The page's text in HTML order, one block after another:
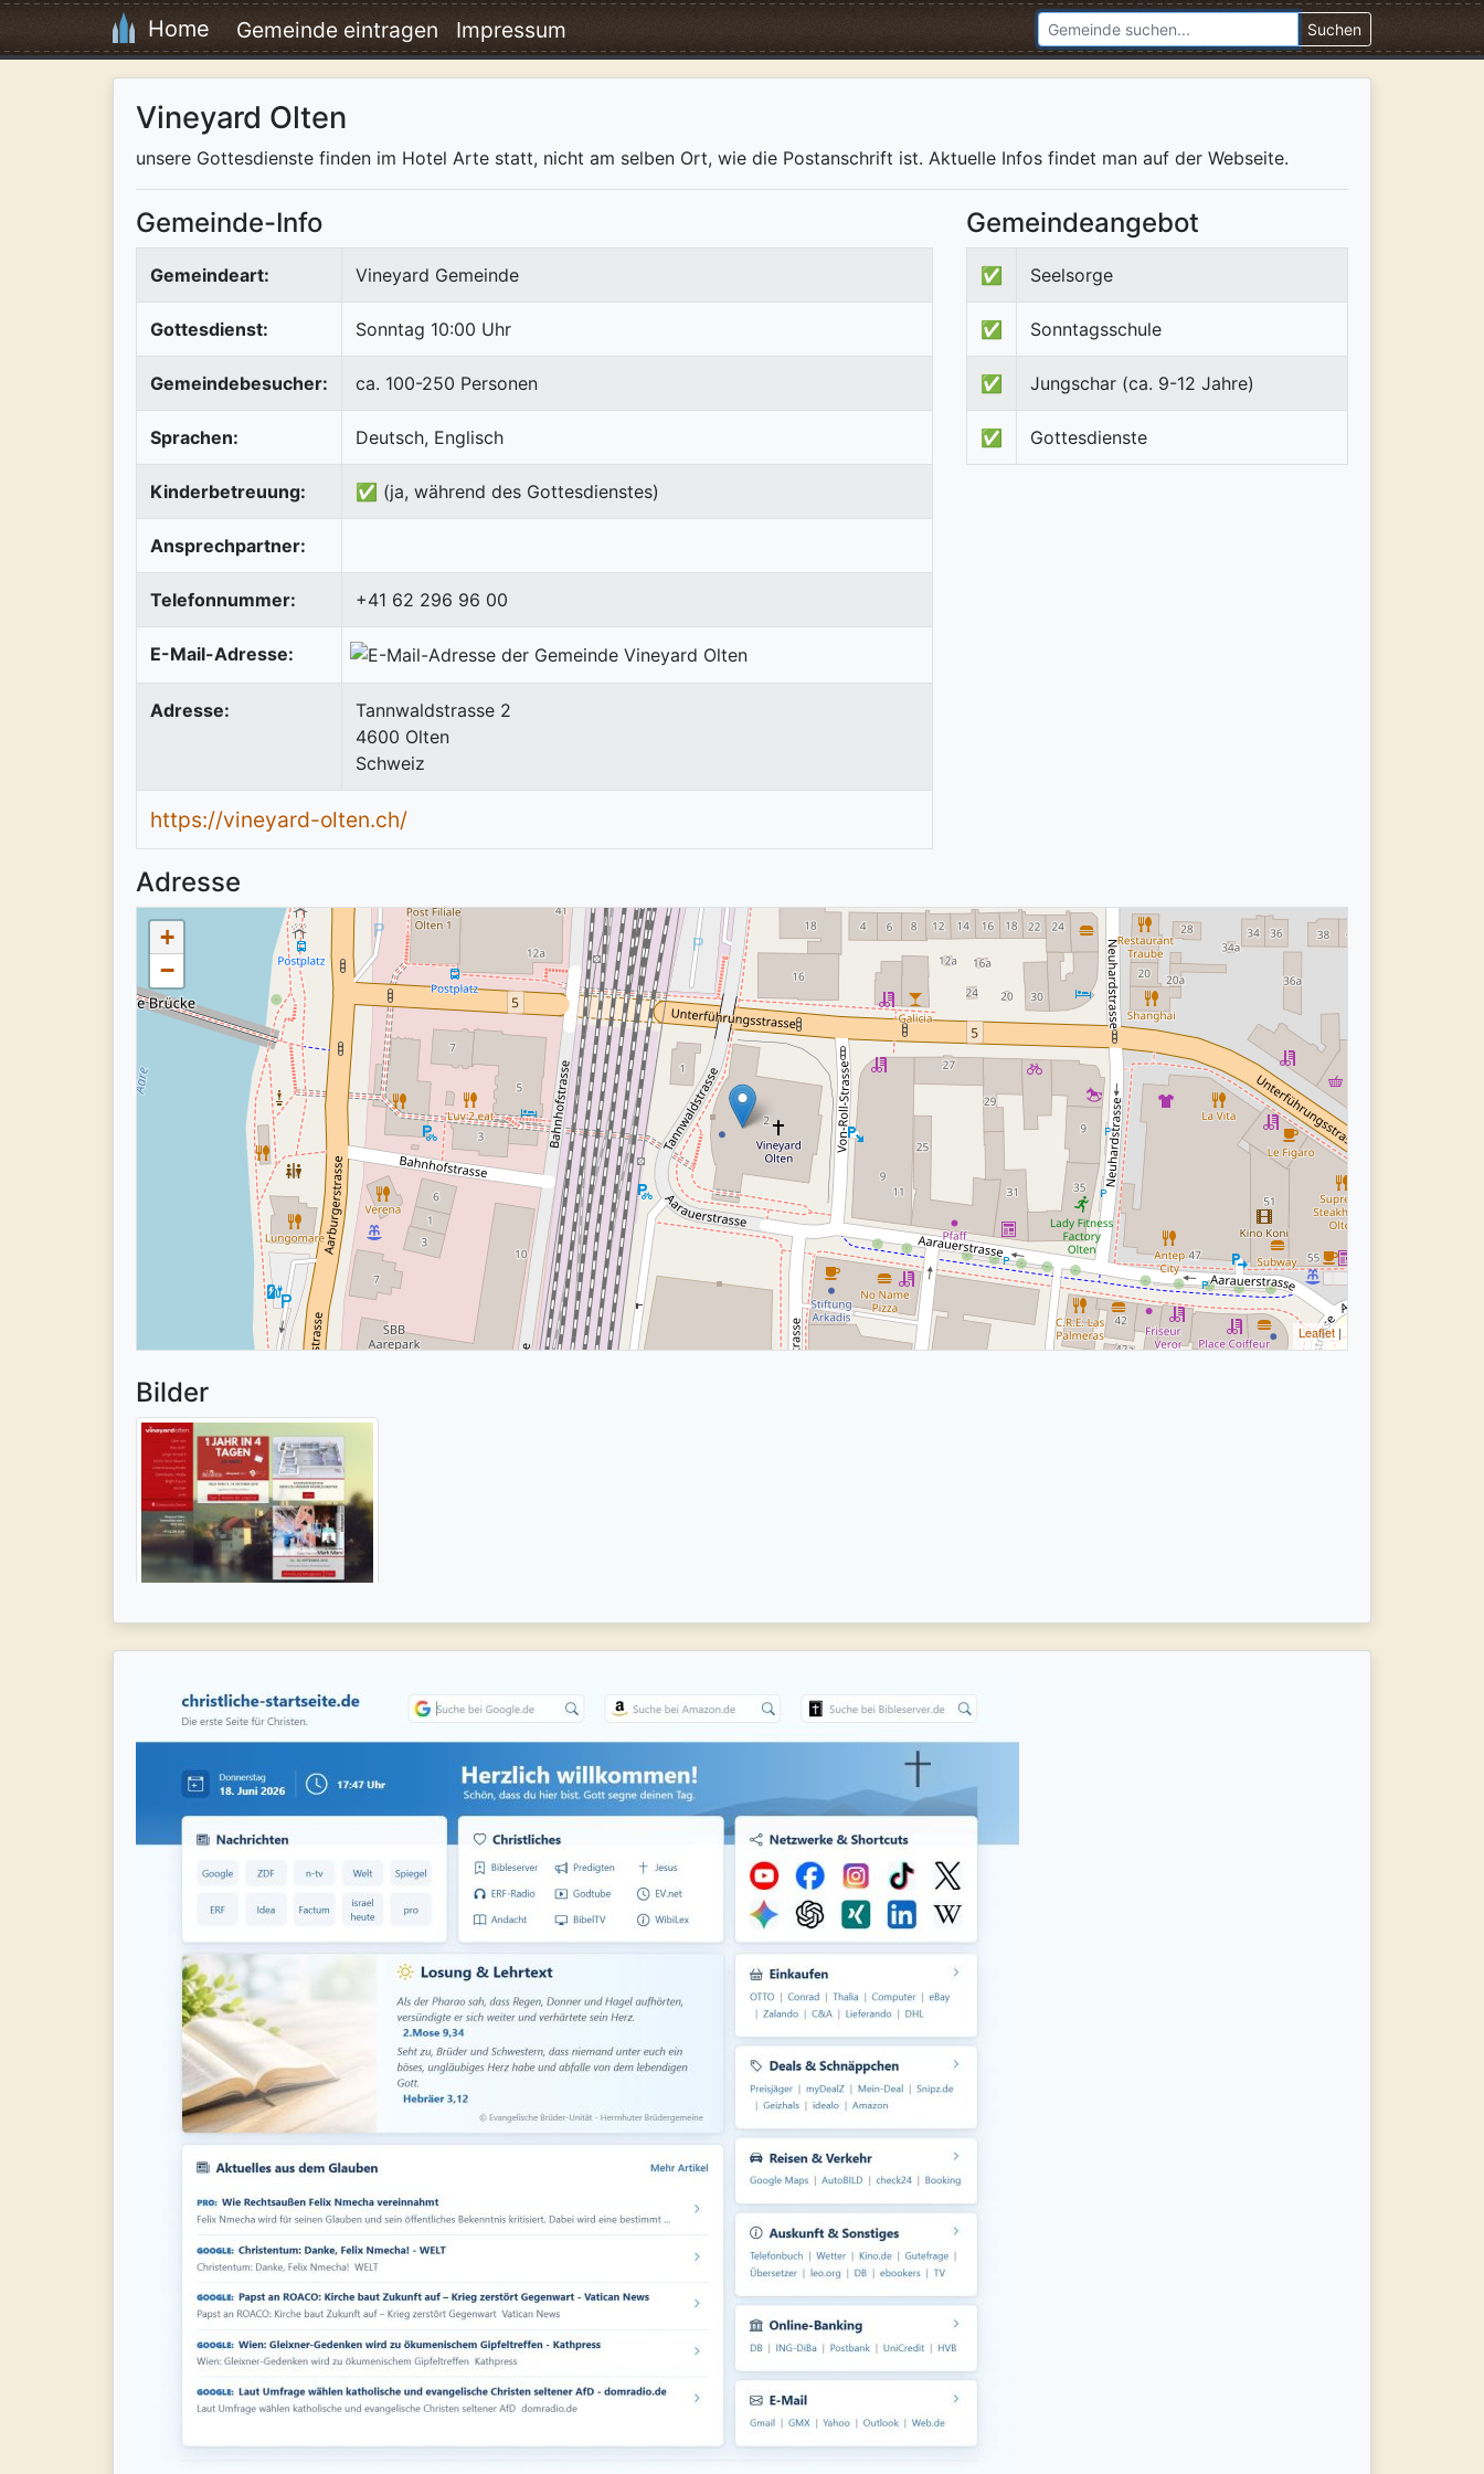
Home Gemeinde eintragen Impressum Suchen
Vineyard Olten
unsere Gottesdienste finden im Hotel Arte statt, nicht am selben Ort, wie die Postanschrift ist. Aktuelle Infos findet man auf der Webseite.
Gemeinde-Info
Gemeindeart: Vineyard Gemeinde
Gottesdienst: Sonntag 10:00 Uhr
Gemeindebesucher: ca. 100-250 Personen
Sprachen: Deutsch, Englisch
Kinderbetreuung: ✅ (ja, während des Gottesdienstes)
Ansprechpartner:
Telefonnummer: +41 62 296 96 00
E-Mail-Adresse:
Adresse:
Tannwaldstrasse 2
4600 Olten
Schweiz
https://vineyard-olten.ch/
Gemeindeangebot
✅ Seelsorge
✅ Sonntagsschule
✅ Jungschar (ca. 9-12 Jahre)
✅ Gottesdienste
Adresse
+
−
Leaflet |
Bilder